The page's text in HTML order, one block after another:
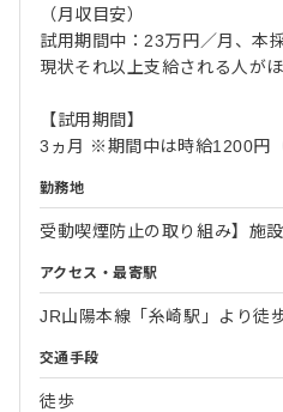
（月収目安）
試用期間中：23万円／月、本
現状それ以上支給される人がほ
【試用期間】
3ヵ月 ※期間中は時給1200円
勤務地
受動喫煙防止の取り組み】施
アクセス・最寄駅
JR山陽本線「糸崎駅」より徒
交通手段
徒歩